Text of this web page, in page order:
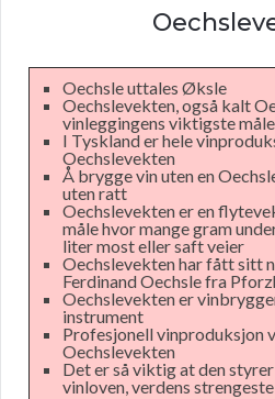
Oechsle uttales Øksle
Oechslevekten, også kalt
vinleggingens viktigste
I Tyskland er hele
Oechslevekten
Å brygge vin uten en
uten ratt
Oechslevekten er en
måle hvor mange gram
liter most eller saft veier
Oechslevekten har fått sitt
Ferdinand Oechsle fra
Oechslevekten er
instrument
Profesjonell vinproduksjon
Oechslevekten
Det er så viktig at den
vinloven, verdens strengeste